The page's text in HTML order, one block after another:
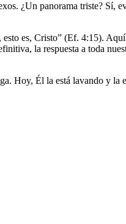
¿Un panorama triste? Sí,
es, Cristo” (Ef. 4:15).
la respuesta a toda
Hoy, Él la está lavando y la